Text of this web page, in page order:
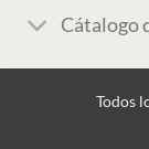
Cátalogo
Todos